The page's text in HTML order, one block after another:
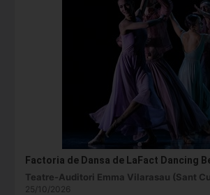
Factoria de Dansa de LaFact Dancing
Teatre-Auditori Emma Vilarasau (Sant
25/10/2026